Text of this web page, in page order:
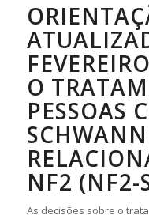
O
PESSOAS
NF2 (NF2-
As decisões sobre o